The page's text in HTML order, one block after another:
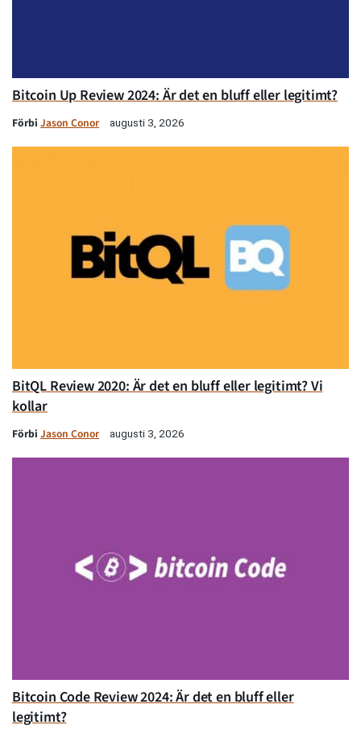
Bitcoin Up Review 2024: Är det en bluff eller legitimt?
Förbi Jason Conor augusti 3, 2026
BitQL Review 2020: Är det en bluff eller legitimt? Vi
kollar
Förbi Jason Conor augusti 3, 2026
Bitcoin Code Review 2024: Är det en bluff eller
legitimt?